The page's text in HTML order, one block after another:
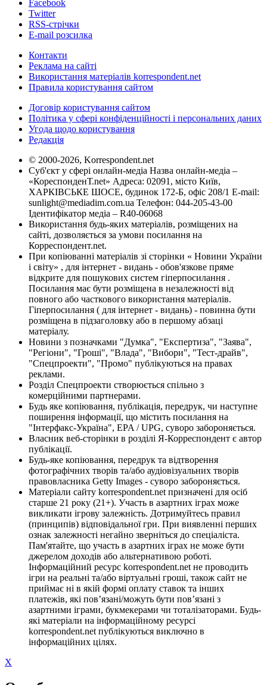
Facebook
Twitter
RSS-стрічки
E-mail розсилка
Контакти
Реклама на сайті
Використання матеріалів korrespondent.net
Правила користування сайтом
Договір користування сайтом
Політика у сфері конфіденційності і персональних даних
Угода щодо користування
Редакція
© 2000-2026, Korrespondent.net
Суб'єкт у сфері онлайн-медіа Назва онлайн-медіа –
«КореспонденТ.net» Адреса: 02091, місто Київ,
ХАРКІВСЬКЕ ШОСЕ, будинок 172-Б, офіс 208/1 E-mail:
sunlight@mediadim.com.ua Телефон: 044-205-43-00
Ідентифікатор медіа – R40-06068
Використання будь-яких матеріалів, розміщених на
сайті, дозволяється за умови посилання на
Корреспондент.net.
При копіюванні матеріалів зі сторінки « Новини України
і світу» , для інтернет - видань - обов'язкове пряме
відкрите для пошукових систем гіперпосилання .
Посилання має бути розміщена в незалежності від
повного або часткового використання матеріалів.
Гіперпосилання ( для інтернет - видань) - повинна бути
розміщена в підзаголовку або в першому абзаці
матеріалу.
Новини з позначками "Думка", "Експертиза", "Заява",
"Регіони", "Гроші", "Влада", "Вибори", "Тест-драйв",
"Спецпроекти", "Промо" публікуються на правах
реклами.
Розділ Спецпроекти створюється спільно з
комерційними партнерами.
Будь яке копіювання, публікація, передрук, чи наступне
поширення інформації, що містить посилання на
"Інтерфакс-Україна", EPA / UPG, суворо забороняється.
Власник веб-сторінки в розділі Я-Корреспондент є автор
публікації.
Будь-яке копіювання, передрук та відтворення
фотографічних творів та/або аудіовізуальних творів
правовласника Getty Images - суворо забороняється.
Матеріали сайту korrespondent.net призначені для осіб
старше 21 року (21+). Участь в азартних іграх може
викликати ігрову залежність. Дотримуйтесь правил
(принципів) відповідальної гри. При виявленні перших
ознак залежності негайно зверніться до спеціаліста.
Пам'ятайте, що участь в азартних іграх не може бути
джерелом доходів або альтернативою роботі.
Інформаційний ресурс korrespondent.net не проводить
ігри на реальні та/або віртуальні гроші, також сайт не
приймає ні в якій формі оплату ставок та інших
платежів, які пов’язані/можуть бути пов’язані з
азартними іграми, букмекерами чи тоталізаторами. Будь-
які матеріали на інформаційному ресурсі
korrespondent.net публікуються виключно в
інформаційних цілях.
X